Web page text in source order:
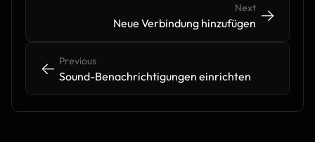
<- <-
Previous
Sound-Benachrichtigungen einrichten
Next
Neue Verbindung hinzufügen
-> ->